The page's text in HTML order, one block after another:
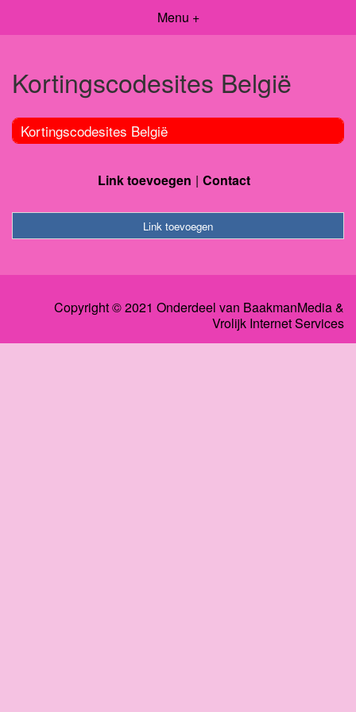
Menu +
Kortingscodesites België
Kortingscodesites België
Link toevoegen Contact
Link toevoegen
Copyright © 2021 Onderdeel van BaakmanMedia&
Vrolijk Internet Services